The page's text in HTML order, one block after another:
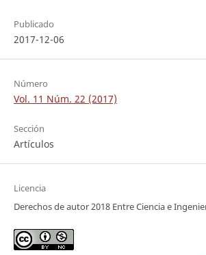
Publicado
2017-12-06
Número
Vol. 11 Núm. 22 (2017)
Sección
Artículos
Licencia
Derechos de autor 2018 Entre Ciencia e